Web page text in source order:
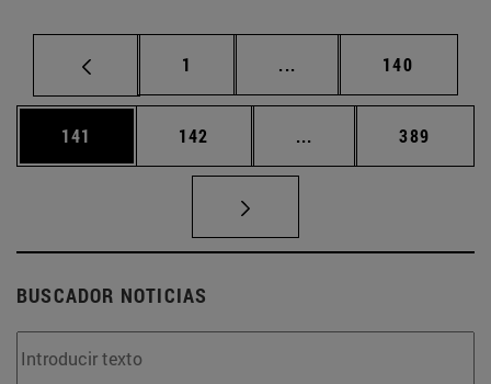
Página
1 ... Páginas intermedias
Página
140
Página
141 Página
142 ... Páginas intermedias
Página
389
BUSCADOR NOTICIAS